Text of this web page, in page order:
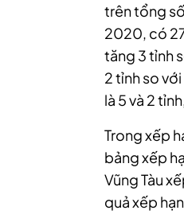
trên tổng
2020, có
tăng 3 tỉnh
2 tỉnh so
là 5 và 2
Trong xếp
bảng xếp
Vũng Tàu
quả xếp